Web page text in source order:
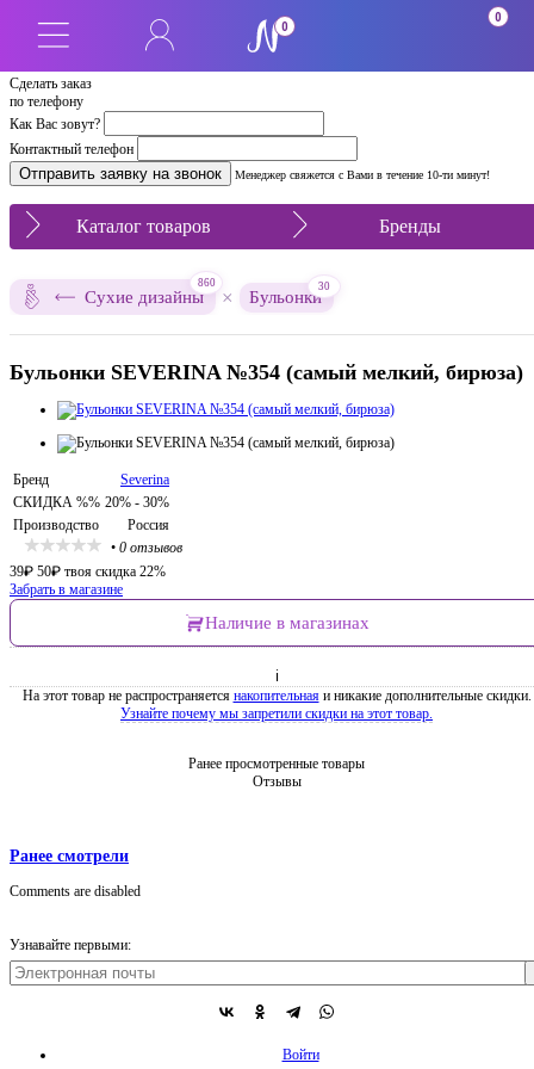
Сделать заказ
по телефону
Как Вас зовут?
Контактный телефон
Менеджер свяжется с Вами в течение 10-ти минут!
0
0
Каталог товаров Бренды
Сухие дизайны
860
× Бульонки
30
Бульонки SEVERINA №354 (самый мелкий, бирюза)
Бренд
Severina
СКИДКА %% 20% - 30%
Производство
Россия
• 0 отзывов
39₽ 50₽ твоя скидка 22%
Забрать в магазине
Наличие в магазинах
ℹ
На этот товар не распространяется накопительнаяи никакие дополнительные скидки.
Узнайте почему мы запретили скидки на этот товар.
Ранее просмотренные товары
Отзывы
Ранее смотрели
Comments are disabled
Узнавайте первыми:
Войти